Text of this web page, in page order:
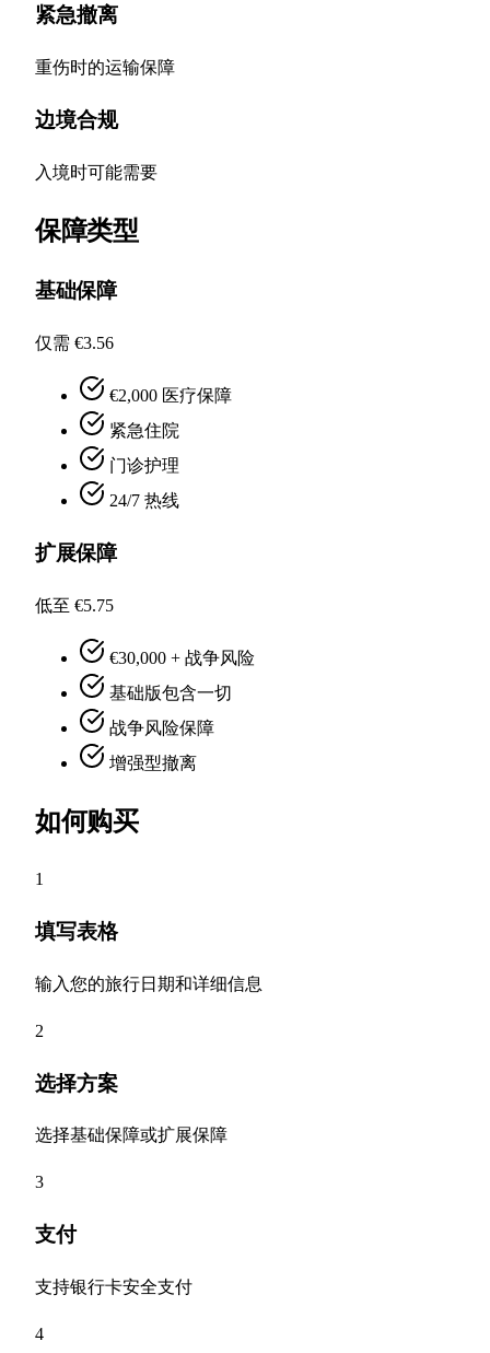
紧急撤离
重伤时的运输保障
边境合规
入境时可能需要
保障类型
基础保障
仅需 €3.56
€2,000 医疗保障
紧急住院
门诊护理
24/7 热线
扩展保障
低至 €5.75
€30,000 + 战争风险
基础版包含一切
战争风险保障
增强型撤离
如何购买
1
填写表格
输入您的旅行日期和详细信息
2
选择方案
选择基础保障或扩展保障
3
支付
支持银行卡安全支付
4